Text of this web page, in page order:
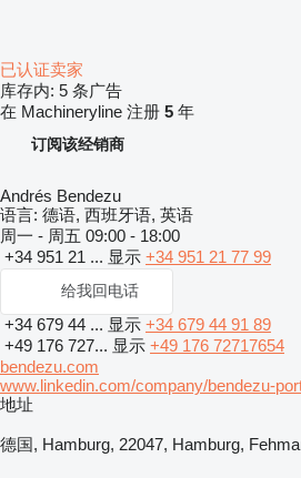
已认证卖家
库存内: 5 条广告
在 Machineryline 注册 5 年
订阅该经销商
Andrés Bendezu
语言: 德语, 西班牙语, 英语
周一 - 周五 09:00 - 18:00
+34 951 21 ... 显示 +34 951 21 77 99
给我回电话
+34 679 44 ... 显示 +34 679 44 91 89
+49 176 727... 显示 +49 176 72717654
bendezu.com
www.linkedin.com/company/bendezu-
地址
德国, Hamburg, 22047, Hamburg,